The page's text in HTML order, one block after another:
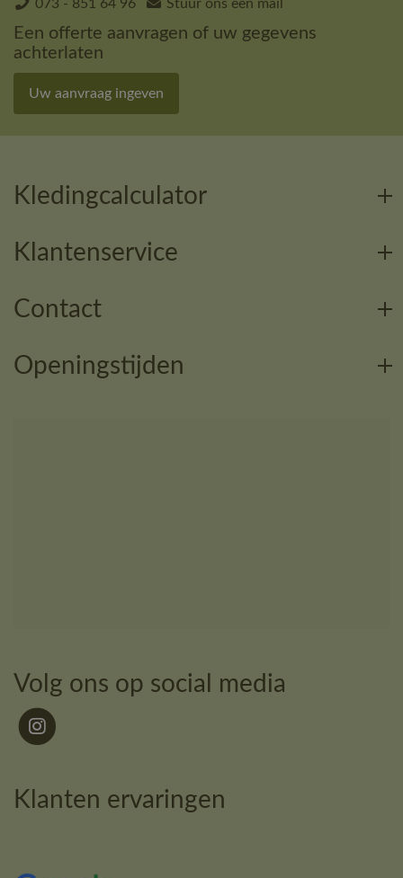
073 - 851 64 96 Stuur ons een mail
Een offerte aanvragen of uw gegevens
achterlaten
Uw aanvraag ingeven
Kledingcalculator
Klantenservice
Contact
Openingstijden
Volg ons op social media
Klanten ervaringen